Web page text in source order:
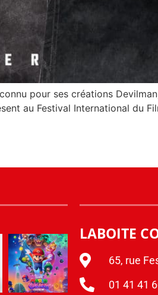
pour ses créations
au Festival International du
LABOITE
65, rue
01 41 41